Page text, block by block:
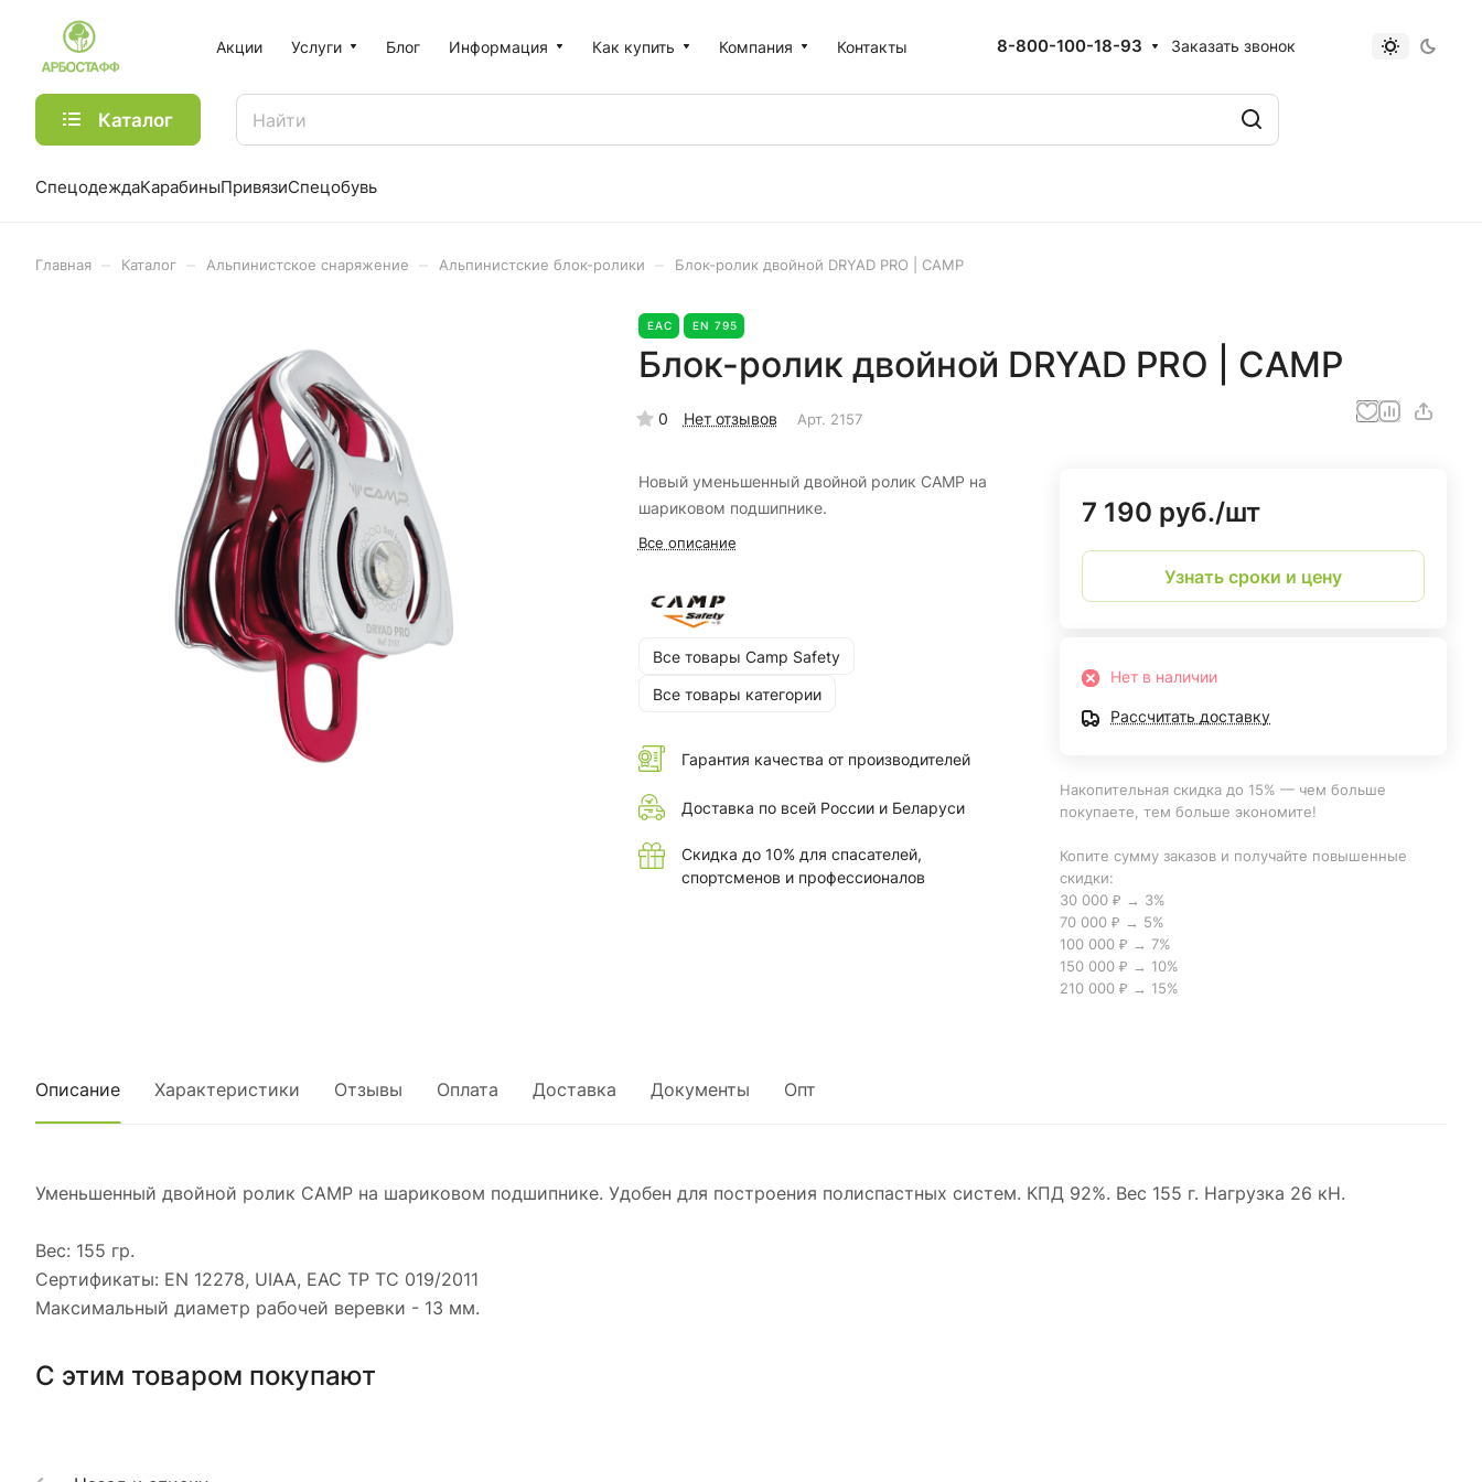
Акции Услуги Блог Информация Как купить Компания Контакты 8-800-100-18-93 Заказать звонок
Каталог
СпецодеждаКарабиныПривязиСпецобувь
Главная Каталог Альпинистское снаряжение Альпинистские блок-ролики Блок-ролик двойной DRYAD PRO | CAMP
EAC EN 795
Блок-ролик двойной DRYAD PRO | CAMP
0 Нет отзывов Арт. 2157
Новый уменьшенный двойной ролик CAMP на
шариковом подшипнике.
Все описание
Все товары Camp Safety
Все товары категории
Гарантия качества от производителей
Доставка по всей России и Беларуси
Скидка до 10% для спасателей,
спортсменов и профессионалов
7 190 руб./шт
Узнать сроки и цену
Нет в наличии
Рассчитать доставку
Накопительная скидка до 15% — чем больше
покупаете, тем больше экономите!
Копите сумму заказов и получайте повышенные
скидки:
30 000 ₽ → 3%
70 000 ₽ → 5%
100 000 ₽ → 7%
150 000 ₽ → 10%
210 000 ₽ → 15%
Описание Характеристики Отзывы Оплата Доставка Документы Опт
Уменьшенный двойной ролик CAMP на шариковом подшипнике. Удобен для построения полиспастных систем. КПД 92%. Вес 155 г. Нагрузка 26 кН.
Вес: 155 гр.
Сертификаты: EN 12278, UIAA, EAC ТР ТС 019/2011
Максимальный диаметр рабочей веревки - 13 мм.
С этим товаром покупают